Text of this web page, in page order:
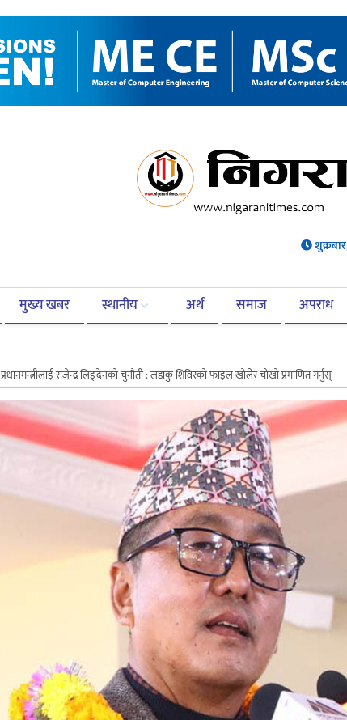
मुख्य खबर स्थानीय अर्थ समाज अपराध
प्रधानमन्त्रीलाई राजेन्द्र लिङ्देनको चुनौती : लडाकु शिविरको फाइल खोलेर चोखो प्रमाणित गर्नुस्